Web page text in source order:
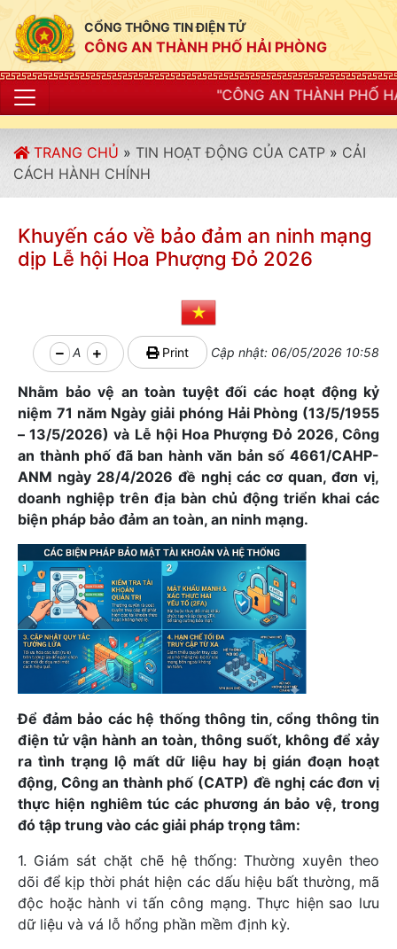
CỔNG THÔNG TIN ĐIỆN TỬ
CÔNG AN THÀNH PHỐ HẢI PHÒNG
"CÔNG AN THÀNH PHỐ HẢI PHÒNG SIẾT
TRANG CHỦ » TIN HOẠT ĐỘNG CỦA CATP » CẢI
CÁCH HÀNH CHÍNH
Khuyến cáo về bảo đảm an ninh mạng
dịp Lễ hội Hoa Phượng Đỏ 2026
A Print Cập nhật: 06/05/2026 10:58
Nhằm bảo vệ an toàn tuyệt đối các hoạt động kỷ
niệm 71 năm Ngày giải phóng Hải Phòng (13/5/1955
– 13/5/2026) và Lễ hội Hoa Phượng Đỏ 2026, Công
an thành phố đã ban hành văn bản số 4661/CAHP-
ANM ngày 28/4/2026 đề nghị các cơ quan, đơn vị,
doanh nghiệp trên địa bàn chủ động triển khai các
biện pháp bảo đảm an toàn, an ninh mạng.
Để đảm bảo các hệ thống thông tin, cổng thông tin
điện tử vận hành an toàn, thông suốt, không để xảy
ra tình trạng lộ mất dữ liệu hay bị gián đoạn hoạt
động, Công an thành phố (CATP) đề nghị các đơn vị
thực hiện nghiêm túc các phương án bảo vệ, trong
đó tập trung vào các giải pháp trọng tâm:
1. Giám sát chặt chẽ hệ thống: Thường xuyên theo
dõi để kịp thời phát hiện các dấu hiệu bất thường, mã
độc hoặc hành vi tấn công mạng. Thực hiện sao lưu
dữ liệu và vá lỗ hổng phần mềm định kỳ.